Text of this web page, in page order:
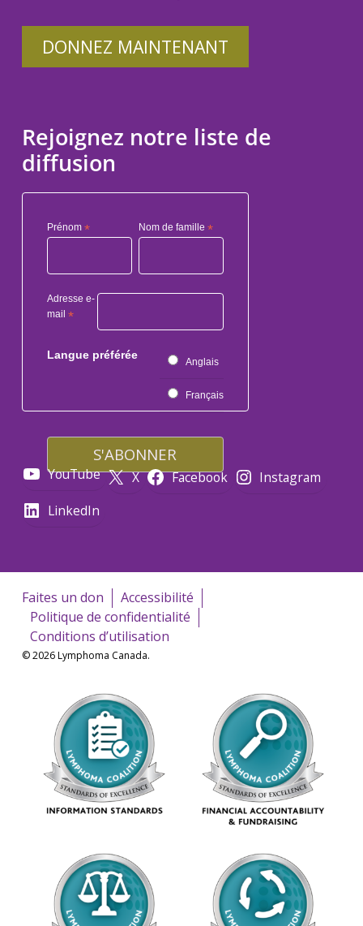
DONNEZ MAINTENANT
Rejoignez notre liste de
diffusion
Prénom * Nom de famille*
Adresse e-
mail *
Langue préférée
Anglais
Français
YouTube X Facebook
Instagram
LinkedIn
Faites un don
Accessibilité
Politique de confidentialité
Conditions d’utilisation
© 2026 Lymphoma Canada.